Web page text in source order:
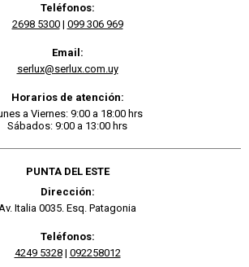
Teléfonos:
2698 5300| 099 306 969
Email:
serlux@serlux.com.uy
Horarios de atención:
a Viernes: 9:00 a 18:00 hrs
Sábados: 9:00 a 13:00 hrs
PUNTA DEL ESTE
Dirección:
Av. Italia 0035. Esq. Patagonia
Teléfonos:
4249 5328| 092258012